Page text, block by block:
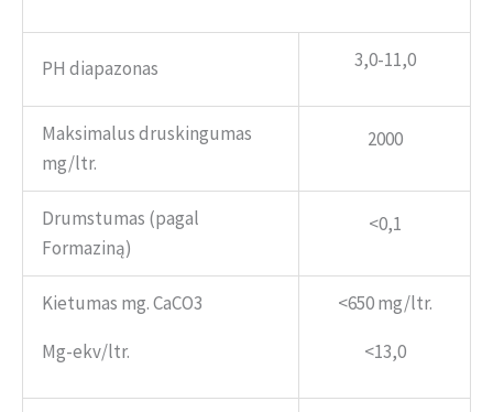
PH diapazonas 3,0-11,0
Maksimalus druskingumas
mg/ltr.
2000
Drumstumas (pagal
Formaziną)
<0,1
Kietumas mg. СаСО3
Mg-ekv/ltr.
<650 mg/ltr.
<13,0